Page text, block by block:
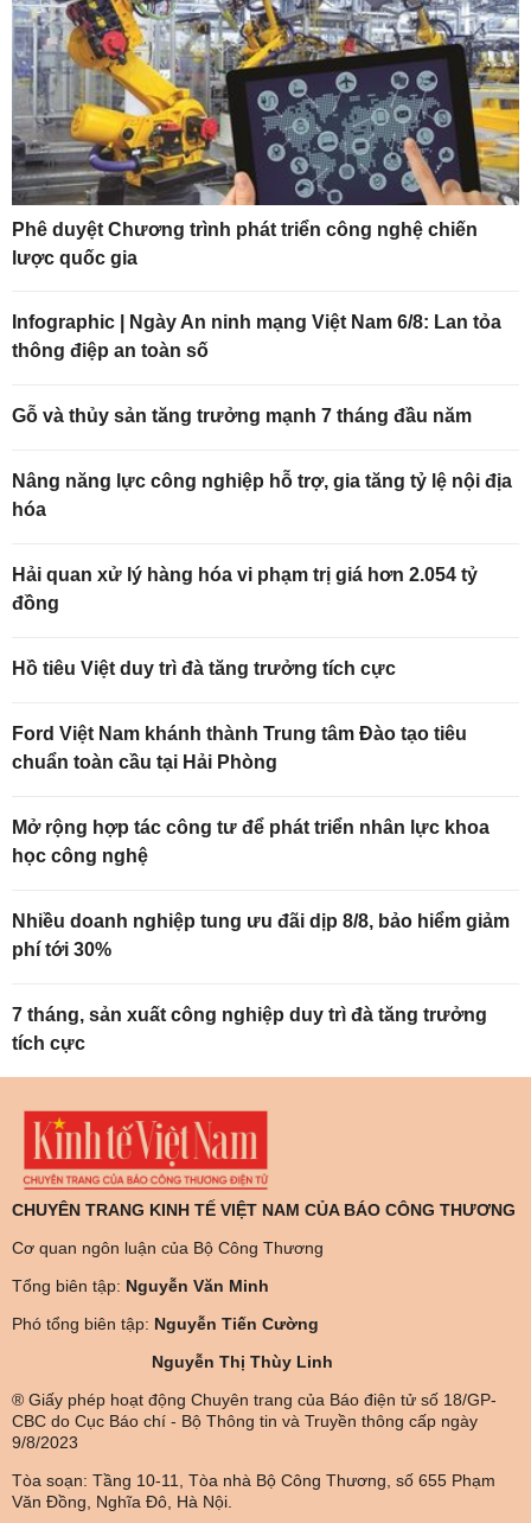
Phê duyệt Chương trình phát triển công nghệ chiến
lược quốc gia
Infographic | Ngày An ninh mạng Việt Nam 6/8: Lan tỏa
thông điệp an toàn số
Gỗ và thủy sản tăng trưởng mạnh 7 tháng đầu năm
Nâng năng lực công nghiệp hỗ trợ, gia tăng tỷ lệ nội địa
hóa
Hải quan xử lý hàng hóa vi phạm trị giá hơn 2.054 tỷ
đồng
Hồ tiêu Việt duy trì đà tăng trưởng tích cực
Ford Việt Nam khánh thành Trung tâm Đào tạo tiêu
chuẩn toàn cầu tại Hải Phòng
Mở rộng hợp tác công tư để phát triển nhân lực khoa
học công nghệ
Nhiều doanh nghiệp tung ưu đãi dịp 8/8, bảo hiểm giảm
phí tới 30%
7 tháng, sản xuất công nghiệp duy trì đà tăng trưởng
tích cực
CHUYÊN TRANG KINH TẾ VIỆT NAM CỦA BÁO CÔNG THƯƠNG
Cơ quan ngôn luận của Bộ Công Thương
Tổng biên tập: Nguyễn Văn Minh
Phó tổng biên tập: Nguyễn Tiến Cường
Nguyễn Thị Thùy Linh
® Giấy phép hoạt động Chuyên trang của Báo điện tử số 18/GP-
CBC do Cục Báo chí - Bộ Thông tin và Truyền thông cấp ngày
9/8/2023
Tòa soạn: Tầng 10-11, Tòa nhà Bộ Công Thương, số 655 Phạm
Văn Đồng, Nghĩa Đô, Hà Nội.